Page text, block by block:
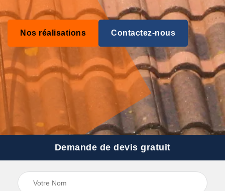
Nos réalisations Contactez-nous
Demande de devis gratuit